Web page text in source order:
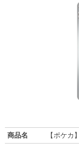
商品名
【ポケ